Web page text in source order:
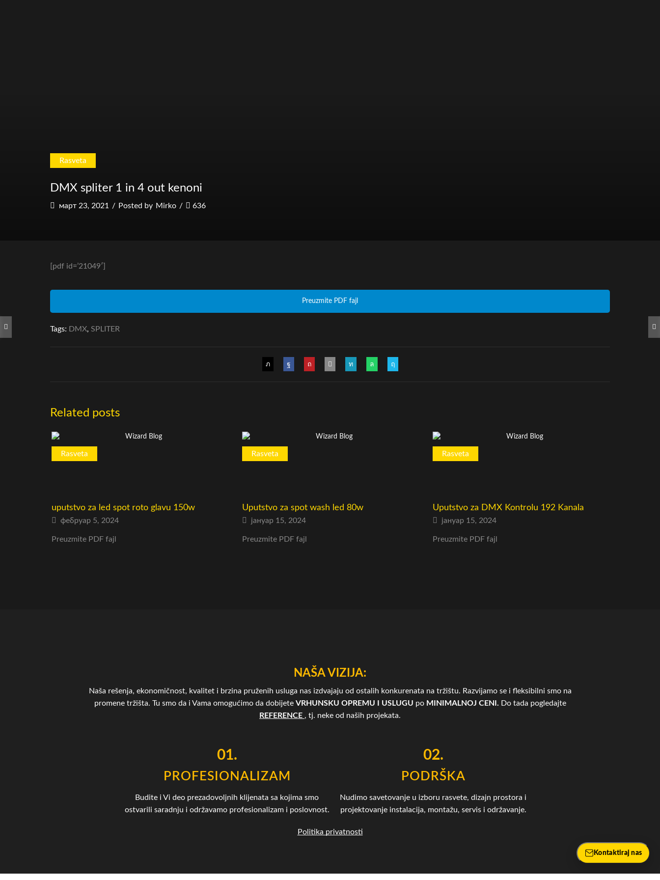
Rasveta
DMX spliter 1 in 4 out kenoni
март 23, 2021 / Posted by Mirko / 636
[pdf id=’21049′]
Preuzmite PDF fajl
Tags: DMX, SPLITER
Related posts
Rasveta
uputstvo za led spot roto glavu 150w
фебруар 5, 2024
Preuzmite PDF fajl
Rasveta
Uputstvo za spot wash led 80w
јануар 15, 2024
Preuzmite PDF fajl
Rasveta
Uputstvo za DMX Kontrolu 192 Kanala
јануар 15, 2024
Preuzmite PDF fajl
NAŠA VIZIJA:
Naša rešenja, ekonomičnost, kvalitet i brzina pruženih usluga nas izdvajaju od ostalih konkurenata na tržištu. Razvijamo se i fleksibilni smo na
promene tržišta. Tu smo da i Vama omogućimo da dobijete VRHUNSKU OPREMU I USLUGU po MINIMALNOJ CENI. Do tada pogledajte
REFERENCE , tj. neke od naših projekata.
01.
PROFESIONALIZAM
Budite i Vi deo prezadovoljnih klijenata sa kojima smo
ostvarili saradnju i održavamo profesionalizam i poslovnost.
02.
PODRŠKA
Nudimo savetovanje u izboru rasvete, dizajn prostora i
projektovanje instalacija, montažu, servis i održavanje.
Politika privatnosti
Kontaktiraj nas